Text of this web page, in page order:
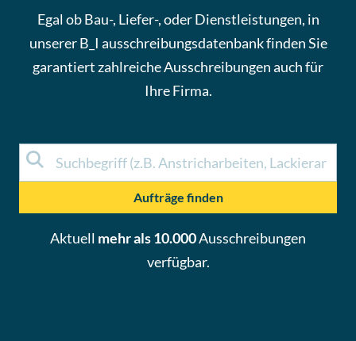
Egal ob Bau-, Liefer-, oder Dienstleistungen, in
unserer B_I ausschreibungsdatenbank finden Sie
garantiert zahlreiche Ausschreibungen auch für
Ihre Firma.
Aufträge finden
Aktuell mehr als 10.000Ausschreibungen
verfügbar.